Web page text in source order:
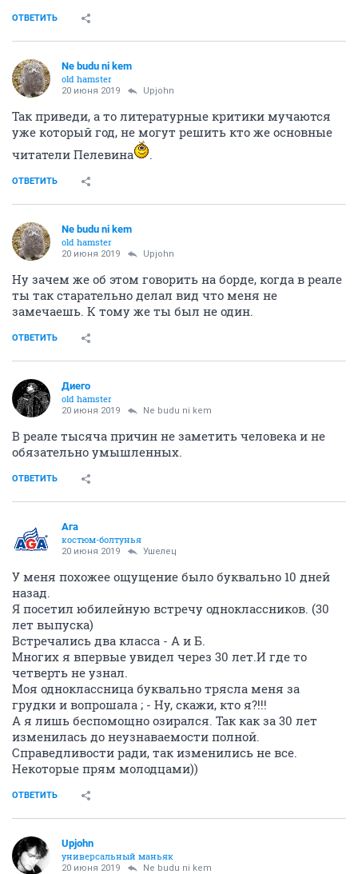
ОТВЕТИТЬ
Ne budu ni kem
old hamster
20 июня 2019 Upjohn
Так приведи, а то литературные критики мучаются
уже который год, не могут решить кто же основные
читатели Пелевина
.
ОТВЕТИТЬ
Ne budu ni kem
old hamster
20 июня 2019 Upjohn
Ну зачем же об этом говорить на борде, когда в реале
ты так старательно делал вид что меня не
замечаешь. К тому же ты был не один.
ОТВЕТИТЬ
Диего
old hamster
20 июня 2019 Ne budu ni kem
В реале тысяча причин не заметить человека и не
обязательно умышленных.
ОТВЕТИТЬ
Ага
костюм-болтунья
20 июня 2019 Ушелец
У меня похожее ощущение было буквально 10 дней
назад.
Я посетил юбилейную встречу одноклассников. (30
лет выпуска)
Встречались два класса - А и Б.
Многих я впервые увидел через 30 лет.И где то
четверть не узнал.
Моя одноклассница буквально трясла меня за
грудки и вопрошала ; - Ну, скажи, кто я?!!!
А я лишь беспомощно озирался. Так как за 30 лет
изменилась до неузнаваемости полной.
Справедливости ради, так изменились не все.
Некоторые прям молодцами))
ОТВЕТИТЬ
Upjohn
универсальный маньяк
20 июня 2019 Ne budu ni kem